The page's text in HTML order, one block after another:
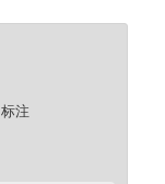
标注